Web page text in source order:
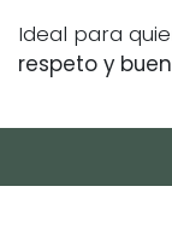
Ideal para
respeto y